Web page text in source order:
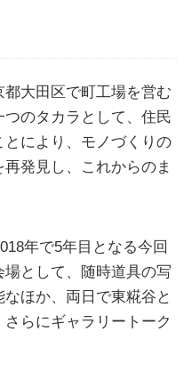
都大田区で町工場を営む
のタカラとして、住民
により、モノづくりの
発見し、これからのま
年で5年目となる今回
として、随時道具の写
ほか、両日で東糀谷と
らにギャラリートーク